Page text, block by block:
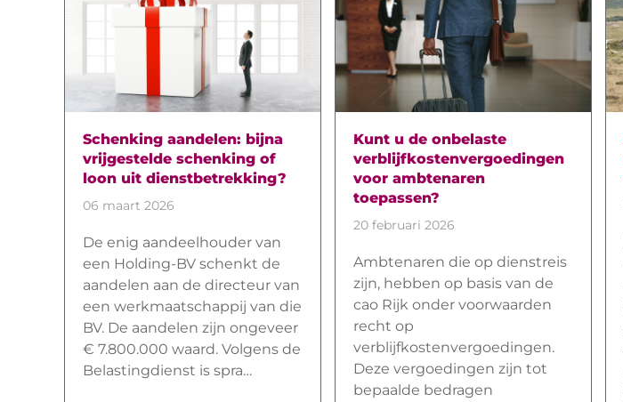
Schenking aandelen: bijna
vrijgestelde schenking of
loon uit dienstbetrekking?
06 maart 2026
De enig aandeelhouder van
een Holding-BV schenkt de
aandelen aan de directeur van
een werkmaatschappij van die
BV. De aandelen zijn ongeveer
€ 7.800.000 waard. Volgens de
Belastingdienst is spra…
Kunt u de onbelaste
verblijfkostenvergoedingen
voor ambtenaren
toepassen?
20 februari 2026
Ambtenaren die op dienstreis
zijn, hebben op basis van de
cao Rijk onder voorwaarden
recht op
verblijfkostenvergoedingen.
Deze vergoedingen zijn tot
bepaalde bedragen